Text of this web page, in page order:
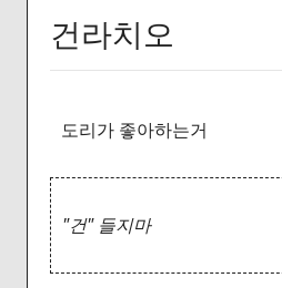
건라치오
도리가 좋아하는거
"건" 들지마